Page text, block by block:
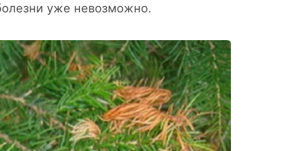
уже невозможно.